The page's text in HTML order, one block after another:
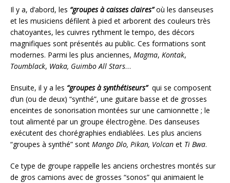
Il y a, d’abord, les “groupes à caisses claires”où les danseuses
et les musiciens défilent à pied et arborent des couleurs très
chatoyantes, les cuivres rythment le tempo, des décors
magnifiques sont présentés au public. Ces formations sont
modernes. Parmi les plus anciennes, Magma, Kontak,
Toumblack, Waka, Guimbo All Stars…
Ensuite, il y a les “groupes à synthétiseurs”qui se composent
d’un (ou de deux) “synthé”, une guitare basse et de grosses
enceintes de sonorisation montées sur une camionnette ; le
tout alimenté par un groupe électrogène. Des danseuses
exécutent des chorégraphies endiablées. Les plus anciens
“groupes à synthé” sont Mango Dlo, Pikan, Volcan et Ti Bwa.
Ce type de groupe rappelle les anciens orchestres montés sur
de gros camions avec de grosses “sonos” qui animaient le